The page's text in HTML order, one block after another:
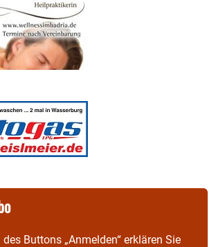
Buttons „Anmelden“ erklären Sie